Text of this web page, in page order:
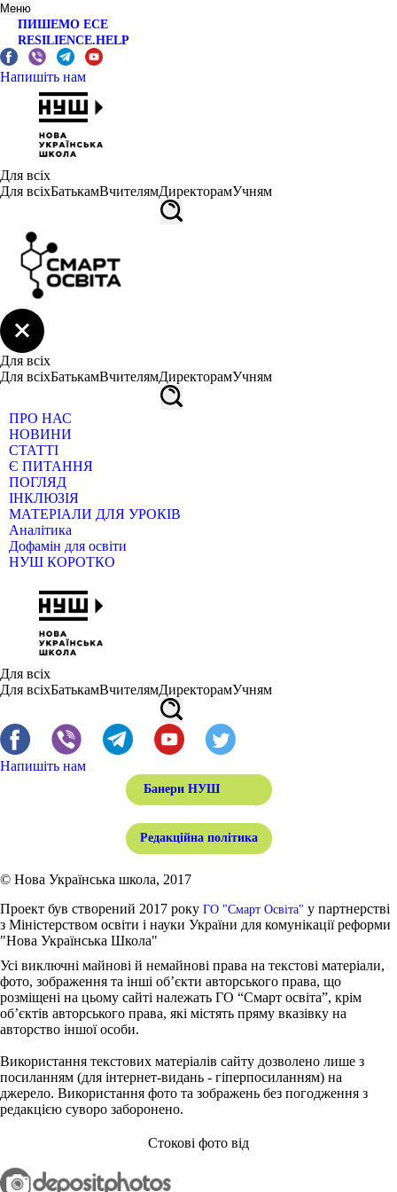
Меню
ПИШЕМО ЕСЕ
RESILIENCE.HELP
Напишіть нам
Для всіх
Для всіхБатькамВчителямДиректорамУчням
Для всіх
Для всіхБатькамВчителямДиректорамУчням
ПРО НАС
НОВИНИ
СТАТТІ
Є ПИТАННЯ
ПОГЛЯД
ІНКЛЮЗІЯ
МАТЕРІАЛИ ДЛЯ УРОКІВ
Аналітика
Дофамін для освіти
НУШ КОРОТКО
Для всіх
Для всіхБатькамВчителямДиректорамУчням
Напишіть нам
Банери НУШ
Редакційна політика
© Нова Українська школа, 2017
Проект був створений 2017 року ГО "Смарт Освіта" у партнерстві
з Міністерством освіти і науки України для комунікації реформи
"Нова Українська Школа"
Усі виключні майнові й немайнові права на текстові матеріали,
фото, зображення та інші об’єкти авторського права, що
розміщені на цьому сайті належать ГО “Смарт освіта”, крім
об’єктів авторського права, які містять пряму вказівку на
авторство іншої особи.
Використання текстових матеріалів сайту дозволено лише з
посиланням (для інтернет-видань - гіперпосиланням) на
джерело. Використання фото та зображень без погодження з
редакцією суворо заборонено.
Стокові фото від